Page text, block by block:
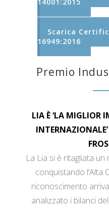
Scarica
16949:2016
Premio
LIA È ‘LA MIGLIOR
La Lia si è ritagliata
conquistando l’Alta
riconoscimento
analizzato i bilanci